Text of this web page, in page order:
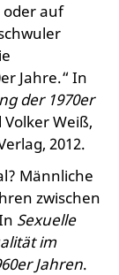
oder auf
Jahre.“ In
der 1970er
Weiß,
2012.
Männliche
zwischen
Sexuelle
im
Jahren.